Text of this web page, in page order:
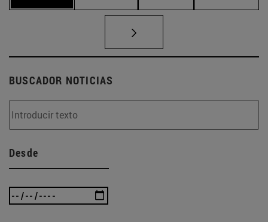
BUSCADOR NOTICIAS
Desde